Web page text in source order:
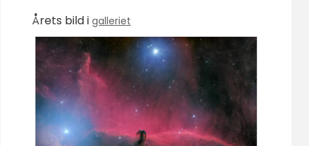
Årets bild i galleriet